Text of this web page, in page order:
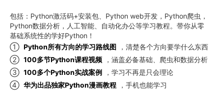
包括：Python激活码+安装包、Python web开发，Python爬虫，
Python数据分析，人工智能、自动化办公等学习教程。带你从零
基础系统性的学好Python！
① Python所有方向的学习路线图
，清楚各个方向要学什么东西
② 100多节Python课程视频
，涵盖必备基础、爬虫和数据分析
③ 100多个Python实战案例
，学习不再是只会理论
④ 华为出品独家Python漫画教程
，手机也能学习